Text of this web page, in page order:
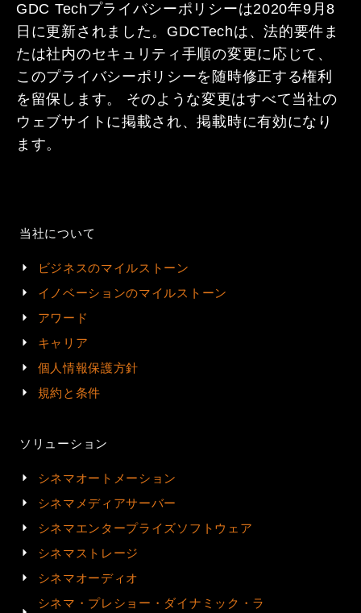
GDC Techプライバシーポリシーは2020年9月8
日に更新されました。GDCTechは、法的要件ま
たは社内のセキュリティ手順の変更に応じて、
このプライバシーポリシーを随時修正する権利
を留保します。 そのような変更はすべて当社の
ウェブサイトに掲載され、掲載時に有効になり
ます。
当社について
ビジネスのマイルストーン
イノベーションのマイルストーン
アワード
キャリア
個人情報保護方針
規約と条件
ソリューション
シネマオートメーション
シネマメディアサーバー
シネマエンタープライズソフトウェア
シネマストレージ
シネマオーディオ
シネマ・プレショー・ダイナミック・ラ